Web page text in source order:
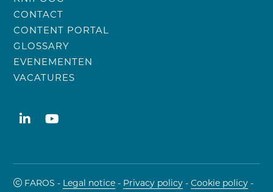
CONTACT
CONTENT PORTAL
GLOSSARY
EVENEMENTEN
VACATURES
FAROS - Legal notice - Privacy policy -Cookie policy -